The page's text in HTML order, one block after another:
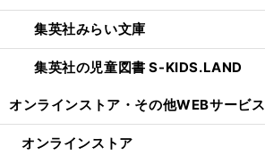
集英社みらい文庫
集英社の児童図書 S-KIDS.LAND
オンラインストア・ その他WEBサービス
オンラインストア